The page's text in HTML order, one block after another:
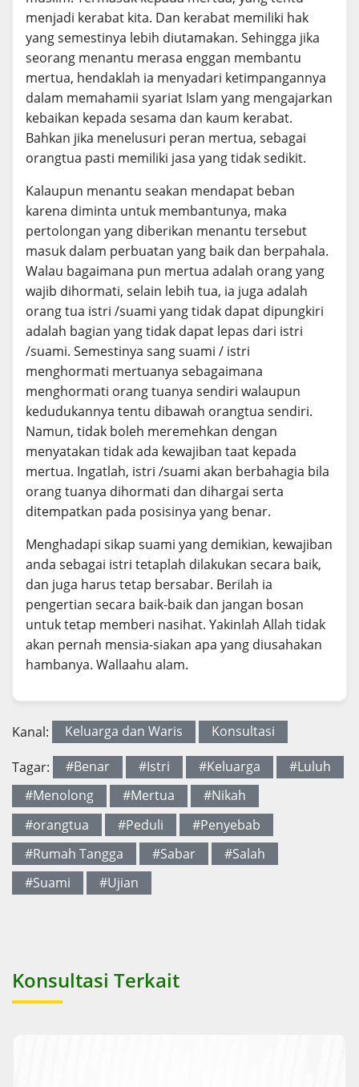
menjadi kerabat kita. Dan kerabat memiliki hak
yang semestinya lebih diutamakan. Sehingga jika
seorang menantu merasa enggan membantu
mertua, hendaklah ia menyadari ketimpangannya
dalam memahamii syariat Islam yang mengajarkan
kebaikan kepada sesama dan kaum kerabat.
Bahkan jika menelusuri peran mertua, sebagai
orangtua pasti memiliki jasa yang tidak sedikit.
Kalaupun menantu seakan mendapat beban
karena diminta untuk membantunya, maka
pertolongan yang diberikan menantu tersebut
masuk dalam perbuatan yang baik dan berpahala.
Walau bagaimana pun mertua adalah orang yang
wajib dihormati, selain lebih tua, ia juga adalah
orang tua istri /suami yang tidak dapat dipungkiri
adalah bagian yang tidak dapat lepas dari istri
/suami. Semestinya sang suami / istri
menghormati mertuanya sebagaimana
menghormati orang tuanya sendiri walaupun
kedudukannya tentu dibawah orangtua sendiri.
Namun, tidak boleh meremehkan dengan
menyatakan tidak ada kewajiban taat kepada
mertua. Ingatlah, istri /suami akan berbahagia bila
orang tuanya dihormati dan dihargai serta
ditempatkan pada posisinya yang benar.
Menghadapi sikap suami yang demikian, kewajiban
anda sebagai istri tetaplah dilakukan secara baik,
dan juga harus tetap bersabar. Berilah ia
pengertian secara baik-baik dan jangan bosan
untuk tetap memberi nasihat. Yakinlah Allah tidak
akan pernah mensia-siakan apa yang diusahakan
hambanya. Wallaahu alam.
Kanal: Keluarga dan Waris Konsultasi
Tagar: #Benar #Istri #Keluarga
#Luluh
#Menolong
#Mertua
#Nikah
#orangtua
#Peduli
#Penyebab
#Rumah Tangga
#Sabar
#Salah
#Suami
#Ujian
Konsultasi Terkait